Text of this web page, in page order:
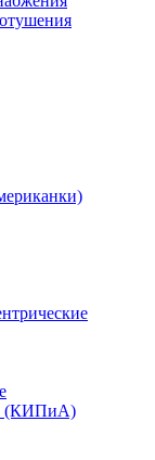
(КИПиА)